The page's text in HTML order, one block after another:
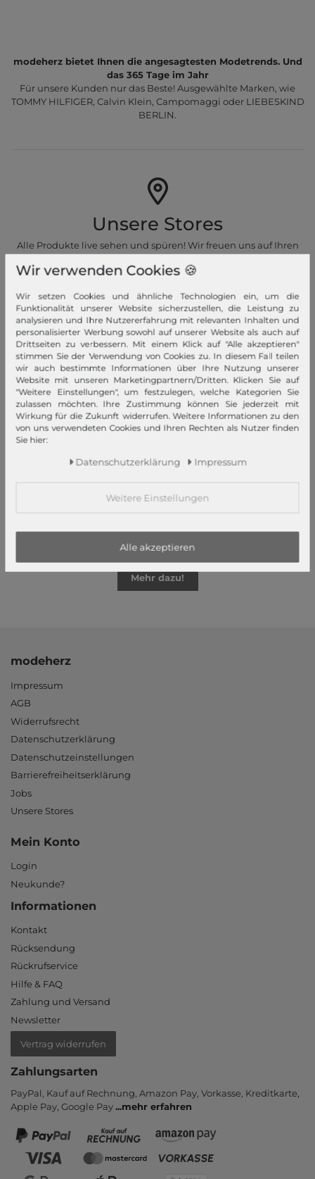
modeherz bietet Ihnen die angesagtesten Modetrends. Und
das 365 Tage im Jahr
Für unsere Kunden nur das Beste! Ausgewählte Marken, wie
TOMMY HILFIGER, Calvin Klein, Campomaggi oder LIEBESKIND
BERLIN.
Unsere Stores
Alle Produkte live sehen und spüren! Wir freuen uns auf Ihren
Schneller Versand!
Wir versenden Ihre Bestellung schnell per Premiumversand.
Mehr dazu!
Premiumversand, Große Auswahl, faire Preise, Freundlicher &
schneller Service
Mehr dazu!
modeherz
Impressum
AGB
Widerrufsrecht
Datenschutzerklärung
Datenschutzeinstellungen
Barrierefreiheitserklärung
Jobs
Unsere Stores
Mein Konto
Login
Neukunde?
Informationen
Kontakt
Rücksendung
Rückrufservice
Hilfe & FAQ
Zahlung und Versand
Newsletter
Vertrag widerrufen
Zahlungsarten
PayPal, Kauf auf Rechnung, Amazon Pay, Vor­kasse, Kredit­karte,
Apple Pay, Google Pay...mehr erfahren
Wir verwenden Cookies 🍪
Wir setzen Cookies und ähnliche Technologien ein, um die
Funktionalität unserer Website sicherzustellen, die Leistung zu
analysieren und Ihre Nutzererfahrung mit relevanten Inhalten und
personalisierter Werbung sowohl auf unserer Website als auch auf
Drittseiten zu verbessern. Mit einem Klick auf "Alle akzeptieren"
stimmen Sie der Verwendung von Cookies zu. In diesem Fall teilen
wir auch bestimmte Informationen über Ihre Nutzung unserer
Website mit unseren Marketingpartnern/Dritten. Klicken Sie auf
"Weitere Einstellungen", um festzulegen, welche Kategorien Sie
zulassen möchten. Ihre Zustimmung können Sie jederzeit mit
Wirkung für die Zukunft widerrufen. Weitere Informationen zu den
von uns verwendeten Cookies und Ihren Rechten als Nutzer finden
Sie hier:
Daten­schutz­erklärung Impressum
Weitere Einstellungen
Alle akzeptieren